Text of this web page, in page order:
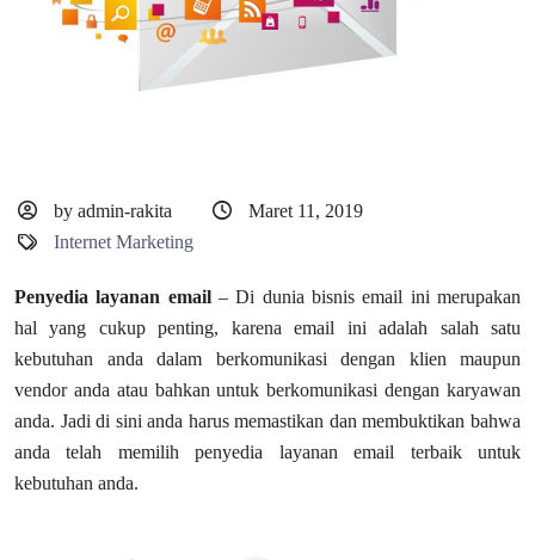
by admin-rakita
Maret 11, 2019
Internet Marketing
Penyedia layanan email– Di dunia bisnis email ini merupakan
hal yang cukup penting, karena email ini adalah salah satu
kebutuhan anda dalam berkomunikasi dengan klien maupun
vendor anda atau bahkan untuk berkomunikasi dengan karyawan
anda. Jadi di sini anda harus memastikan dan membuktikan bahwa
anda telah memilih penyedia layanan email terbaik untuk
kebutuhan anda.